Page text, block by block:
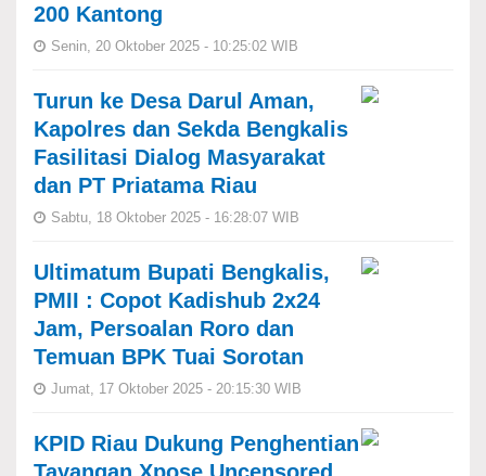
200 Kantong
Senin, 20 Oktober 2025 - 10:25:02 WIB
Turun ke Desa Darul Aman,
Kapolres dan Sekda Bengkalis
Fasilitasi Dialog Masyarakat
dan PT Priatama Riau
Sabtu, 18 Oktober 2025 - 16:28:07 WIB
Ultimatum Bupati Bengkalis,
PMII : Copot Kadishub 2x24
Jam, Persoalan Roro dan
Temuan BPK Tuai Sorotan
Jumat, 17 Oktober 2025 - 20:15:30 WIB
KPID Riau Dukung Penghentian